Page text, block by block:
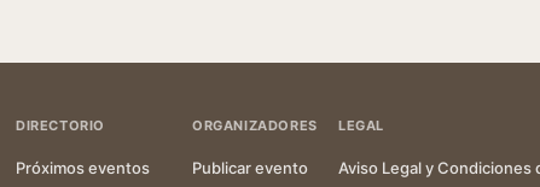
DIRECTORIO
Próximos eventos
ORGANIZADORES
Publicar evento
LEGAL
Aviso Legal y Condiciones